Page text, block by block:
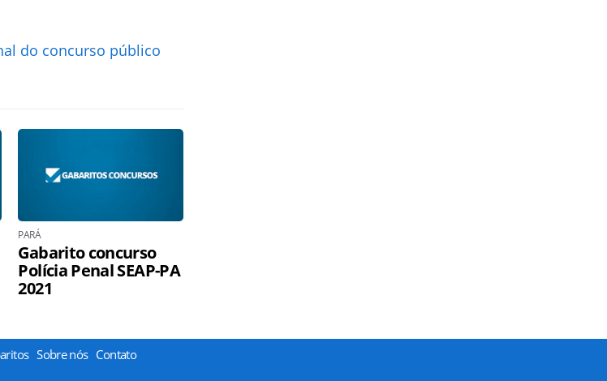
do concurso público
PARÁ
Gabarito concurso
Polícia Penal SEAP-PA
2021
Sobre nós Contato